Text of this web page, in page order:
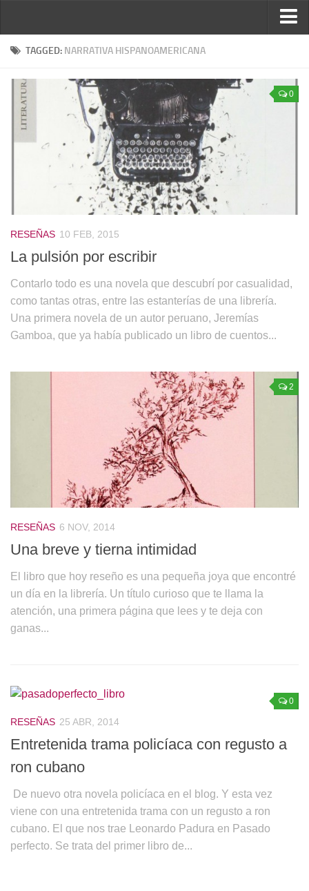
Inicio
Ver reseñas
Política de reseñas
Recomendados
Novela negra
TAGGED: NARRATIVA HISPANOAMERICANA
0
RESEÑAS 10 FEB, 2015
La pulsión por escribir
Contarlo todo es una novela que descubrí por casualidad,
como tantas otras, entre las estanterías de una librería.
Una primera novela de un autor peruano, Jeremías
Gamboa, que ya había publicado un libro de cuentos...
2
RESEÑAS 6 NOV, 2014
Una breve y tierna intimidad
El libro que hoy reseño es una pequeña joya que encontré
un día en la librería. Un título curioso que te llama la
atención, una primera página que lees y te deja con
ganas...
0
RESEÑAS 25 ABR, 2014
Entretenida trama policíaca con regusto a
ron cubano
De nuevo otra novela policíaca en el blog. Y esta vez
viene con una entretenida trama con un regusto a ron
cubano. El que nos trae Leonardo Padura en Pasado
perfecto. Se trata del primer libro de...